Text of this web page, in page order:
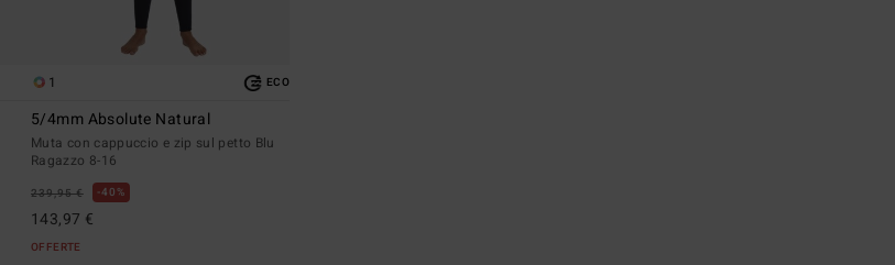
1 ECO
5/4mm Absolute Natural
Muta con cappuccio e zip sul petto Blu
Ragazzo 8-16
239,95 € 40%
143,97 €
OFFERTE